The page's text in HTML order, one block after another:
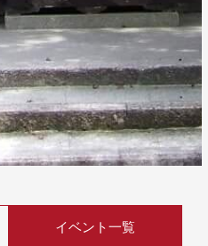
イベント一覧